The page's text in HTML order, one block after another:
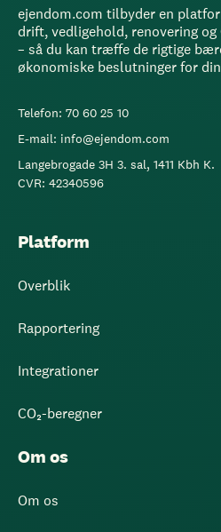
ejendom.com tilbyder en
drift, vedligehold, renovering og
– så du kan træffe de rigtige
økonomiske beslutninger for
Telefon: 70 60 25 10
E-mail: info@ejendom.com
Langebrogade 3H 3. sal, 1411 Kbh K.
CVR: 42340596
Platform
Overblik
Rapportering
Integrationer
CO₂-beregner
Om os
Om os